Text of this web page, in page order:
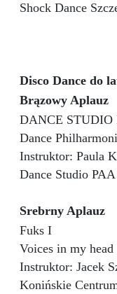
Shock Dance
Disco Dance do
Brązowy Aplauz
DANCE STUDIO
Dance
Instruktor: Paula
Dance Studio
Srebrny Aplauz
Fuks I
Voices in my head
Instruktor: Jacek
Konińskie